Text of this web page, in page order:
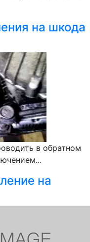
на шкода
в обратном
на